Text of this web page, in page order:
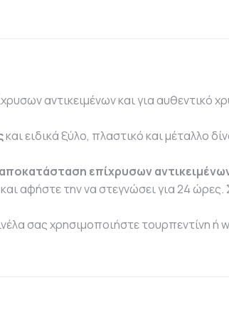
αντικειμένων και για αυθεντικό
και ειδικά ξύλο, πλαστικό και μέταλλο
αποκατάσταση επίχρυσων
αφήστε την να στεγνώσει για 24 ώρες.
σας χρησιμοποιήστε τουρπεντίνη ή